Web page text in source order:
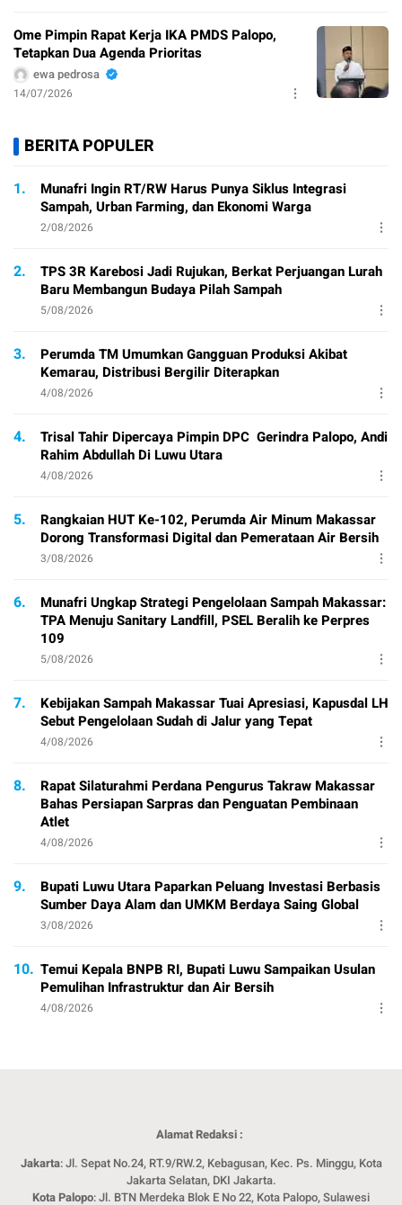
Ome Pimpin Rapat Kerja IKA PMDS Palopo,
Tetapkan Dua Agenda Prioritas
ewa pedrosa
14/07/2026
BERITA POPULER
1.
Munafri Ingin RT/RW Harus Punya Siklus Integrasi
Sampah, Urban Farming, dan Ekonomi Warga
2/08/2026
2.
TPS 3R Karebosi Jadi Rujukan, Berkat Perjuangan Lurah
Baru Membangun Budaya Pilah Sampah
5/08/2026
3.
Perumda TM Umumkan Gangguan Produksi Akibat
Kemarau, Distribusi Bergilir Diterapkan
4/08/2026
4.
Trisal Tahir Dipercaya Pimpin DPC Gerindra Palopo, Andi
Rahim Abdullah Di Luwu Utara
4/08/2026
5.
Rangkaian HUT Ke-102, Perumda Air Minum Makassar
Dorong Transformasi Digital dan Pemerataan Air Bersih
3/08/2026
6.
Munafri Ungkap Strategi Pengelolaan Sampah Makassar:
TPA Menuju Sanitary Landfill, PSEL Beralih ke Perpres
109
5/08/2026
7.
Kebijakan Sampah Makassar Tuai Apresiasi, Kapusdal LH
Sebut Pengelolaan Sudah di Jalur yang Tepat
4/08/2026
8.
Rapat Silaturahmi Perdana Pengurus Takraw Makassar
Bahas Persiapan Sarpras dan Penguatan Pembinaan
Atlet
4/08/2026
9.
Bupati Luwu Utara Paparkan Peluang Investasi Berbasis
Sumber Daya Alam dan UMKM Berdaya Saing Global
3/08/2026
10. Temui Kepala BNPB RI, Bupati Luwu Sampaikan Usulan
Pemulihan Infrastruktur dan Air Bersih
4/08/2026
Alamat Redaksi :
Jakarta: Jl. Sepat No.24, RT.9/RW.2, Kebagusan, Kec. Ps. Minggu, Kota
Jakarta Selatan, DKI Jakarta.
Kota Palopo: Jl. BTN Merdeka Blok E No 22, Kota Palopo, Sulawesi